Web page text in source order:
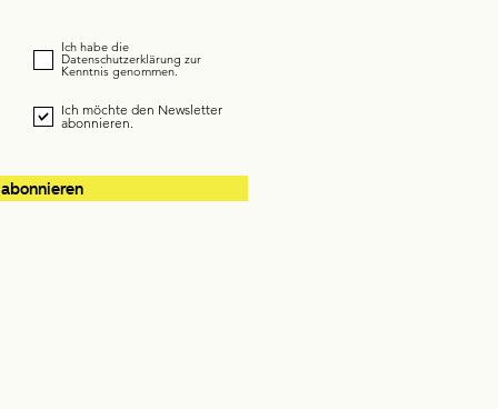
Ich habe die
Datenschutzerklärung zur
Kenntnis genommen.
Ich möchte den Newsletter
abonnieren.